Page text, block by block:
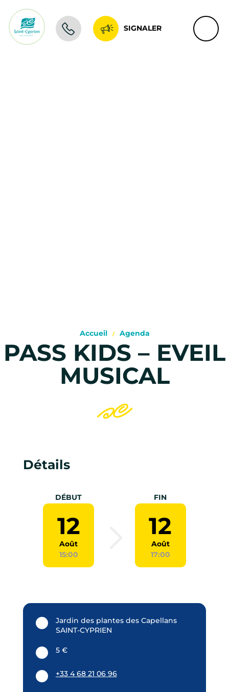
SIGNALER
Accueil Agenda
PASS KIDS – EVEIL
MUSICAL
Détails
DÉBUT
12
Août
15:00
FIN
12
Août
17:00
Jardin des plantes des Capellans
SAINT-CYPRIEN
5 €
+33 4 68 21 06 96